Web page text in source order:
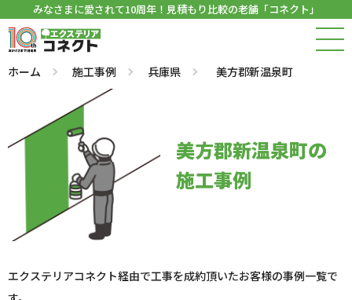
みなさまに愛されて10周年！見積もり比較の老舗「コネクト」
ホーム 施工事例 兵庫県 美方郡新温泉町
美方郡新温泉町の
施工事例
エクステリアコネクト経由で工事を成約頂いたお客様の事例一覧で